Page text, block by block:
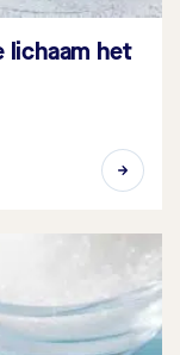
lichaam het